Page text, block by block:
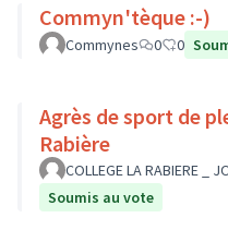
Commyn'tèque :-)
Commynes 0 0
Agrès de sport de
Rabière
COLLEGE LA RABIERE _
Soumis au vote